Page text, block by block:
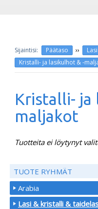
Päätaso ››
Kristalli- ja lasikulhot & -
Kristalli- ja
maljakot
Tuotteita ei löytynyt
TUOTE RYHMÄT
Arabia
Lasi & kristalli &